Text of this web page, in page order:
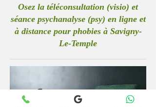
Osez la téléconsultation (visio) et
séance psychanalyse (psy) en ligne et
à distance pour phobies à Savigny-
Le-Temple